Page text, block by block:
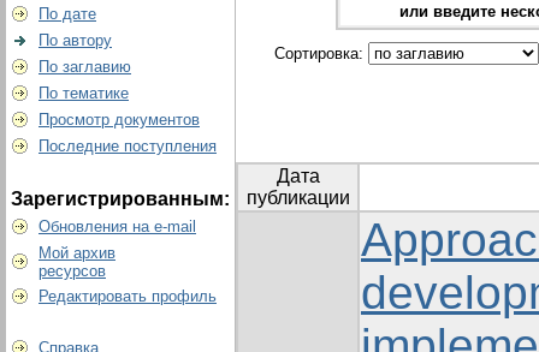
По дате
По автору
По заглавию
По тематике
Просмотр документов
Последние поступления
Зарегистрированным:
Обновления на e-mail
Мой архив
ресурсов
Редактировать профиль
Справка
или введите
Сортировка:
Дата
публикации